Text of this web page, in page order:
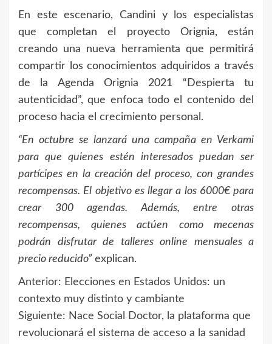
En este escenario, Candini y los especialistas
que completan el proyecto Orignia, están
creando una nueva herramienta que permitirá
compartir los conocimientos adquiridos a través
de la Agenda Orignia 2021 “Despierta tu
autenticidad”, que enfoca todo el contenido del
proceso hacia el crecimiento personal.
“En octubre se lanzará una campaña en Verkami
para que quienes estén interesados puedan ser
partícipes en la creación del proceso, con grandes
recompensas. El objetivo es llegar a los 6000€ para
crear 300 agendas. Además, entre otras
recompensas, quienes actúen como mecenas
podrán disfrutar de talleres online mensuales a
precio reducido” explican.
Navegación
de
entradas
Anterior: Elecciones en Estados Unidos: un
contexto muy distinto y cambiante
Siguiente: Nace Social Doctor, la plataforma que
revolucionará el sistema de acceso a la sanidad